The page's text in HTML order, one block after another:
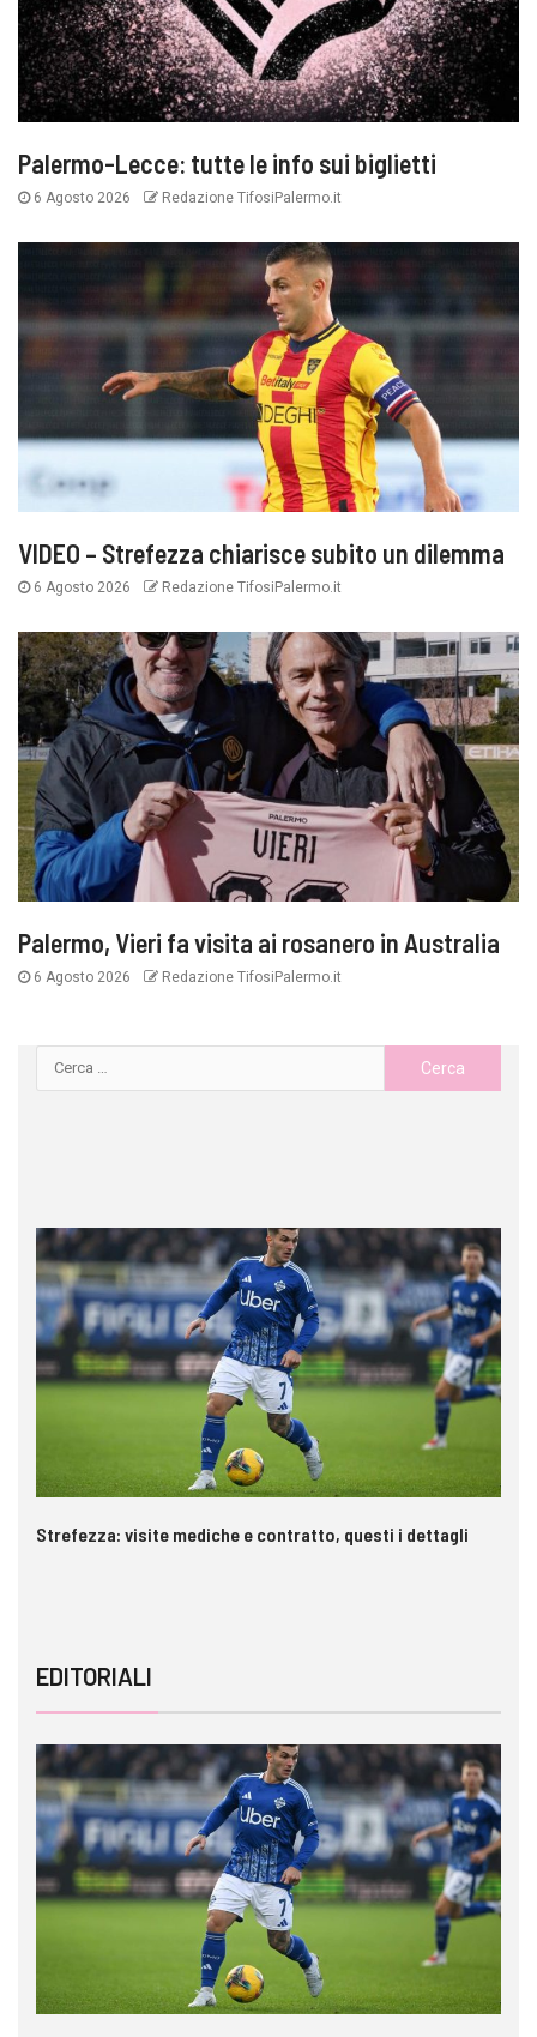
Palermo-Lecce: tutte le info sui biglietti
6 Agosto 2026 Redazione TifosiPalermo.it
VIDEO – Strefezza chiarisce subito un dilemma
6 Agosto 2026 Redazione TifosiPalermo.it
Palermo, Vieri fa visita ai rosanero in Australia
6 Agosto 2026 Redazione TifosiPalermo.it
Strefezza: visite mediche e contratto, questi i dettagli
EDITORIALI